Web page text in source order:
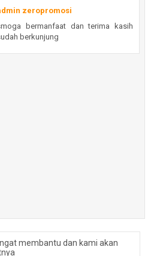
zeropromosi
bermanfaat dan terima kasih
berkunjung
membantu dan kami akan